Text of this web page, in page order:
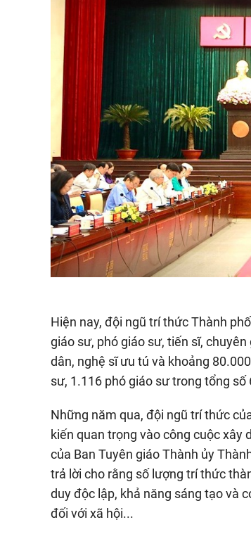
Hiện nay, đội ngũ trí thức Thành
giáo sư, phó giáo sư, tiến sĩ,
dân, nghệ sĩ ưu tú và khoảng
sư, 1.116 phó giáo sư trong tổng số
Những năm qua, đội ngũ trí thức
kiến quan trọng vào công cuộc xây
của Ban Tuyên giáo Thành ủy
trả lời cho rằng số lượng trí thức
duy độc lập, khả năng sáng tạo và
đối với xã hội...